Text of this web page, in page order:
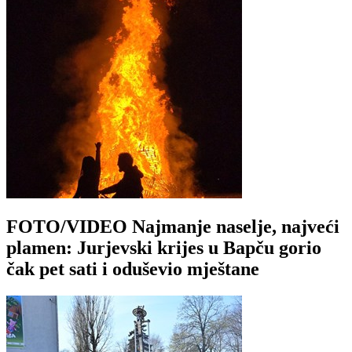
FOTO/VIDEO Najmanje naselje, najveći
plamen: Jurjevski krijes u Bapču gorio
čak pet sati i oduševio mještane